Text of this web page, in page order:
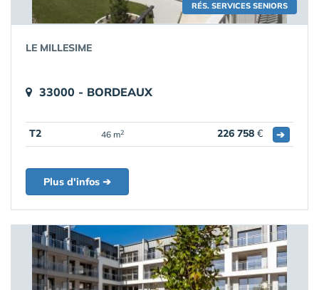
RÉS. SERVICES SENIORS
LE MILLESIME
33000 - BORDEAUX
T2 46 m2 226 758 € ➔
Plus d'infos ➔